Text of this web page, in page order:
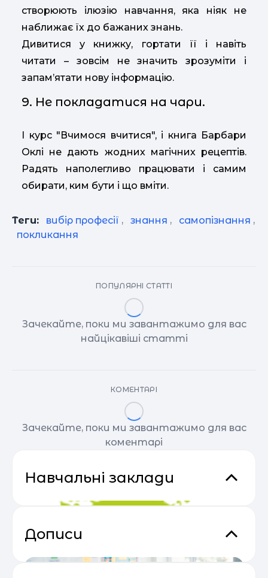
створюють ілюзію навчання, яка ніяк не
наближає їх до бажаних знань.
Дивитися у книжку, гортати її і навіть
читати – зовсім не значить зрозуміти і
запам’ятати нову інформацію.
9. Не покладатися на чари.
І курс "Вчимося вчитися", і книга Барбари
Оклі не дають жодних магічних рецептів.
Радять наполегливо працювати і самим
обирати, ким бути і що вміти.
Теги: вибір професії , знання , самопізнання ,
покликання
ПОПУЛЯРНІ СТАТТІ
Зачекайте, поки ми завантажимо для вас
найцікавіші статті
КОМЕНТАРІ
Зачекайте, поки ми завантажимо для вас
коментарі
Навчальні заклади
Дописи